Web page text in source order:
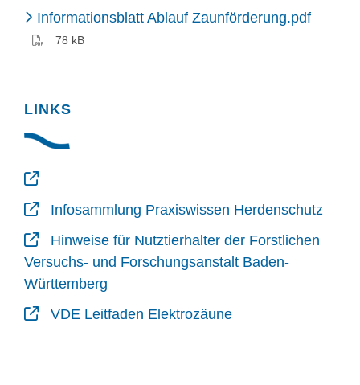
Informationsblatt Ablauf Zaunförderung.pdf(PDF)
78 kB
LINKS
Infosammlung Praxiswissen Herdenschutz
Hinweise für Nutztierhalter der Forstlichen
Versuchs- und Forschungsanstalt Baden-
Württemberg
VDE Leitfaden Elektrozäune